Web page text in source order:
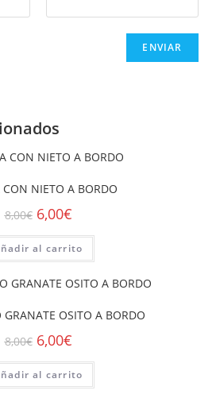
CON NIETO A BORDO
8,00€ 6,00€
al carrito
GRANATE OSITO A BORDO
8,00€ 6,00€
al carrito